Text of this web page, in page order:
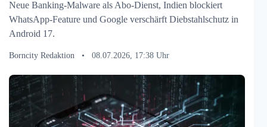
Neue Banking-Malware als Abo-Dienst, Indien blockiert
WhatsApp-Feature und Google verschärft Diebstahlschutz in
Android 17.
Borncity Redaktion • 08.07.2026, 17:38 Uhr